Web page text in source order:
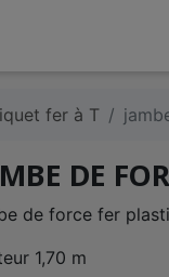
fer à T
DE
de force fer
1,70 m